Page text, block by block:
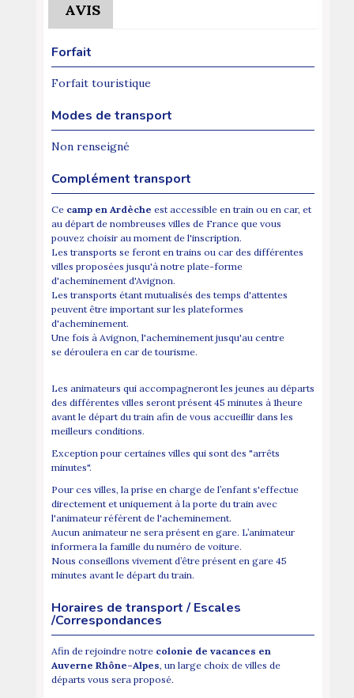
AVIS
Forfait
Forfait touristique
Modes de transport
Non renseigné
Complément transport
Ce camp en Ardèche est accessible en train ou en car, et
au départ de nombreuses villes de France que vous
pouvez choisir au moment de l'inscription.
Les transports se feront en trains ou car des différentes
villes proposées jusqu'à notre plate-forme
d'acheminement d'Avignon.
Les transports étant mutualisés des temps d'attentes
peuvent être important sur les plateformes
d'acheminement.
Une fois à Avignon, l'acheminement jusqu'au centre
se déroulera en car de tourisme.
Les animateurs qui accompagneront les jeunes au départs
des différentes villes seront présent 45 minutes à 1heure
avant le départ du train afin de vous accueillir dans les
meilleurs conditions.
Exception pour certaines villes qui sont des "arrêts
minutes".
Pour ces villes, la prise en charge de l’enfant s'effectue
directement et uniquement à la porte du train avec
l'animateur réfèrent de l'acheminement.
Aucun animateur ne sera présent en gare. L’animateur
informera la famille du numéro de voiture.
Nous conseillons vivement d’être présent en gare 45
minutes avant le départ du train.
Horaires de transport / Escales
/Correspondances
Afin de rejoindre notre colonie de vacances en
Auverne Rhône-Alpes, un large choix de villes de
départs vous sera proposé.